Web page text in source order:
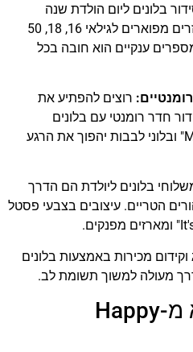
בלונים ליום הולדת שנה
(Smashed Cake) ועד לזרים מפוארים לגילאי 16, 18, 50
ענקיים הוא חובה בכל
רוצים להפתיע את
חדר רומנטי עם בלונים
אדומים, כיתוב "Marry Me" ובלוני לבבות יהפוך את הרגע
בלונים ליולדת הם הדרך
הטריים. עיצובים בצבעי פסטל
וקידום מכירות באמצעות בלונים
מעולה למשוך תשומת לב.
למה להזמין דווקא מ-Happy